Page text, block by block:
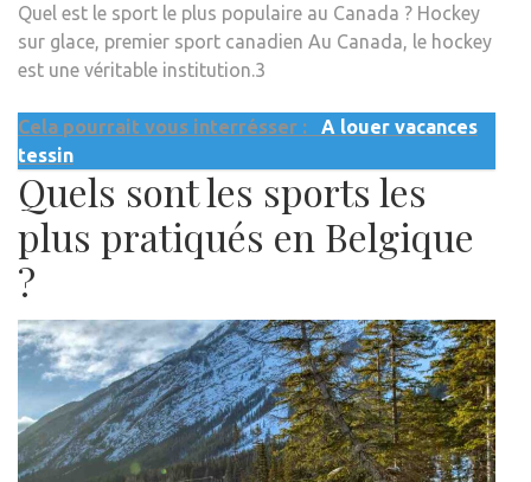
Quel est le sport le plus populaire au Canada ? Hockey
sur glace, premier sport canadien Au Canada, le hockey
est une véritable institution.3
Cela pourrait vous interrésser :
A louer vacances
tessin
Quels sont les sports les
plus pratiqués en Belgique
?